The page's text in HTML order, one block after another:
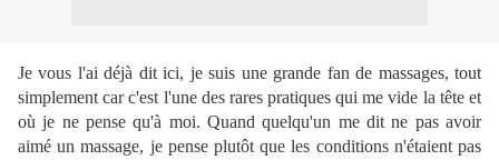
Je vous l'ai déjà dit ici, je suis une grande fan de massages, tout
simplement car c'est l'une des rares pratiques qui me vide la tête et
où je ne pense qu'à moi. Quand quelqu'un me dit ne pas avoir
aimé un massage, je pense plutôt que les conditions n'étaient pas